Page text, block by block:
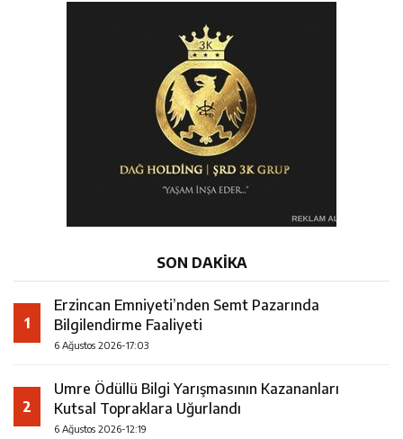
SON DAKİKA
1
Erzincan Emniyeti’nden Semt Pazarında
Bilgilendirme Faaliyeti
6 Ağustos 2026-17:03
2
Umre Ödüllü Bilgi Yarışmasının Kazananları
Kutsal Topraklara Uğurlandı
6 Ağustos 2026-12:19